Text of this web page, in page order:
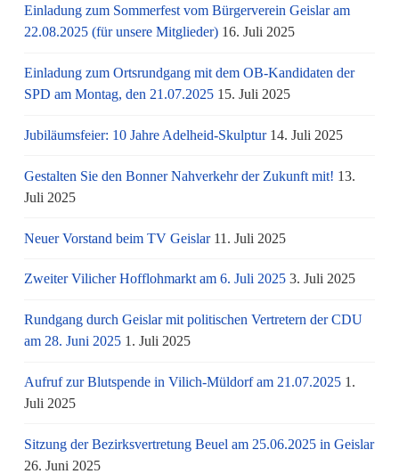
Einladung zum Sommerfest vom Bürgerverein Geislar am
22.08.2025 (für unsere Mitglieder) 16. Juli 2025
Einladung zum Ortsrundgang mit dem OB-Kandidaten der
SPD am Montag, den 21.07.2025 15. Juli 2025
Jubiläumsfeier: 10 Jahre Adelheid-Skulptur 14. Juli 2025
Gestalten Sie den Bonner Nahverkehr der Zukunft mit! 13.
Juli 2025
Neuer Vorstand beim TV Geislar 11. Juli 2025
Zweiter Vilicher Hofflohmarkt am 6. Juli 2025 3. Juli 2025
Rundgang durch Geislar mit politischen Vertretern der CDU
am 28. Juni 2025 1. Juli 2025
Aufruf zur Blutspende in Vilich-Müldorf am 21.07.2025 1.
Juli 2025
Sitzung der Bezirksvertretung Beuel am 25.06.2025 in Geislar
26. Juni 2025